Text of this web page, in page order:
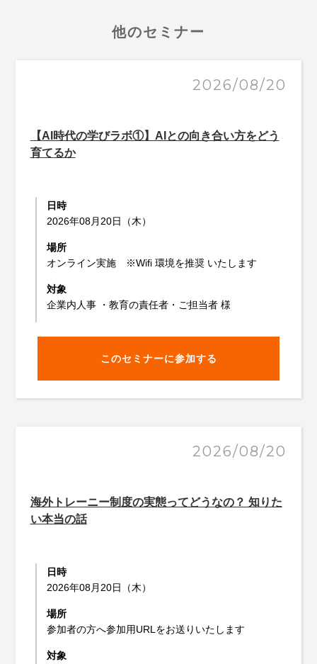
他のセミナー
2026/08/20
【AI時代の学びラボ①】AIとの向き合い方をどう
育てるか
日時
2026年08月20日（木）
場所
オンライン実施 ※Wifi 環境を推奨 いたします
対象
企業内人事 ・教育の責任者・ご担当者 様
このセミナーに参加する
2026/08/20
海外トレーニー制度の実態ってどうなの？ 知りた
い本当の話
日時
2026年08月20日（木）
場所
参加者の方へ参加用URLをお送りいたします
対象